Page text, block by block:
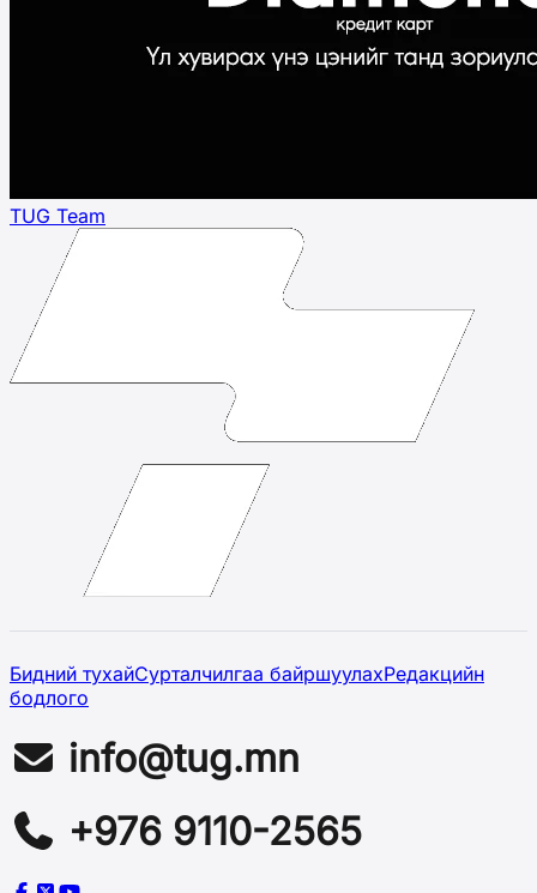
TUG Team
Бидний тухайСурталчилгаа байршуулахРедакцийн
бодлого
info@tug.mn
+976 9110-2565